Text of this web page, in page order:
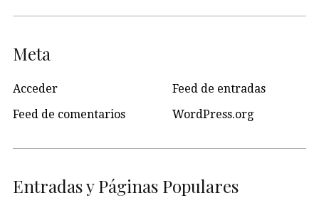
Meta
Acceder
Feed de entradas
Feed de comentarios
WordPress.org
Entradas y Páginas Populares